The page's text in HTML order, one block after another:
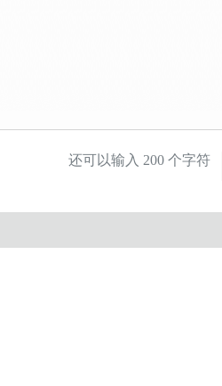
还可以输入 200 个字符